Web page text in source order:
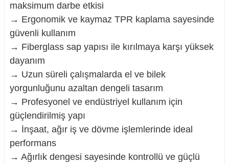
maksimum darbe etkisi
→ Ergonomik ve kaymaz TPR kaplama sayesinde
güvenli kullanım
→ Fiberglass sap yapısı ile kırılmaya karşı yüksek
dayanım
→ Uzun süreli çalışmalarda el ve bilek
yorgunluğunu azaltan dengeli tasarım
→ Profesyonel ve endüstriyel kullanım için
güçlendirilmiş yapı
→ İnşaat, ağır iş ve dövme işlemlerinde ideal
performans
→ Ağırlık dengesi sayesinde kontrollü ve güçlü